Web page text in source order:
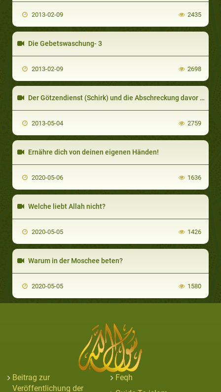
2013-02-09 2435
Die Gebetswaschung- 3
2013-02-09 2698
Der Götzendienst (Schirk) und die Abschreckung davor - 2
2013-05-04 2759
Ernähre dich von deinen eigenen Händen!
2020-05-06 1636
Welche liebt Allah nicht?
2020-05-05 1426
Warum in der Moschee beten?
2020-05-05 1580
Beitrag zur
Veröffentlichung der
Feqh